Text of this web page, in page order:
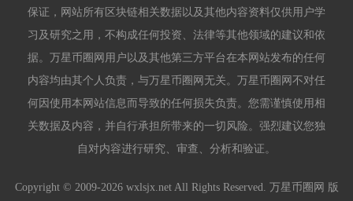
保证，网站所有区块链相关数据以及其他内容资料仅供用户学
习及研究之用，不构成任何投资、法律等其他领域的建议和依
据。万星币圈网用户以及其他第三方平台在本网站发布的任何
内容均由其个人负责，与万星币圈网无关。万星币圈网不对任
何因使用本网站信息而导致的任何损失负责。您需谨慎使用相
关数据及内容，并自行承担所带来的一切风险。强烈建议您独
自对内容进行研究、审查、分析和验证。
Copyright © 2009-2026 wxlsjx.net All Rights Reserved. 万星币圈网 版